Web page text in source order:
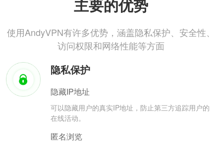
主要的优势
使用AndyVPN有许多优势，涵盖隐私保护、安全性、
访问权限和网络性能等方面
隐私保护
隐藏IP地址
可以隐藏用户的真实IP地址，防止第三方追踪用户的
在线活动。
匿名浏览